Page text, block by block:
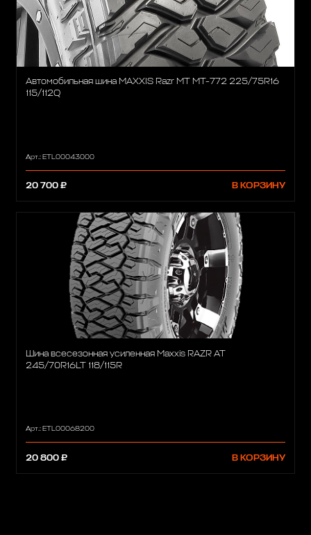
Автомобильная шина MAXXIS Razr MT MT-772 225/75R16
115/112Q
Арт.: ETL00043000
20 700 ₽ В КОРЗИНУ
Шина всесезонная усиленная Maxxis RAZR AT
245/70R16LT 118/115R
Арт.: ETL00068200
20 800 ₽ В КОРЗИНУ